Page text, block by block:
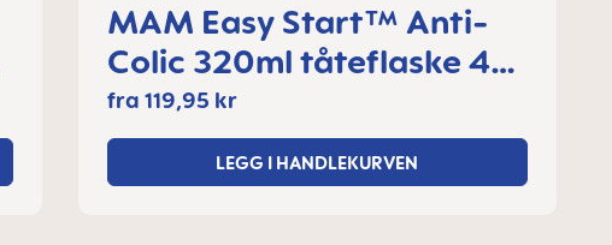
MAM Easy Start™ Anti-
Colic 320ml tåteflaske 4+
måneder, 1 stk
fra 119,95 kr
LEGG I HANDLEKURVEN